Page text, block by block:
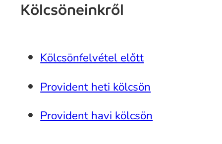
Kölcsöneinkről
Kölcsönfelvétel előtt
Provident heti kölcsön
Provident havi kölcsön